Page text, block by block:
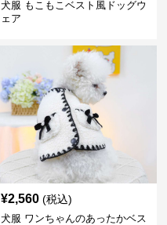
犬服 もこもこベスト風ドッグウ
ェア
¥2,560 (税込)
犬服 ワンちゃんのあったかベス